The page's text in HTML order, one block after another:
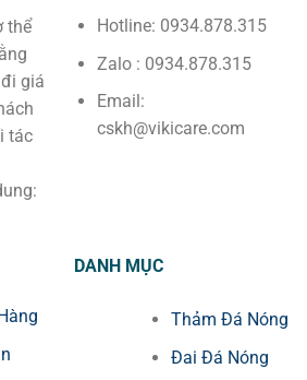
thể
giá
tác
Hotline: 0934.878.315
Zalo : 0934.878.315
Email:
cskh@vikicare.com
DANH MỤC
Thảm Đá Nóng
Đai Đá Nóng